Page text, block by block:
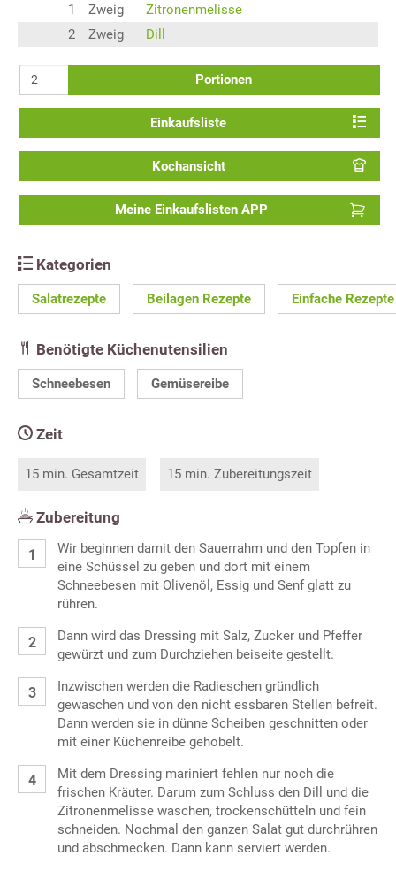
1
Zweig
Zitronenmelisse
2
Zweig Dill
Portionen
Einkaufsliste
Kochansicht
Meine Einkaufslisten APP
Kategorien
Salatrezepte Beilagen Rezepte Einfache Rezepte
Benötigte Küchenutensilien
Schneebesen Gemüsereibe
Zeit
15 min. Gesamtzeit 15 min. Zubereitungszeit
Zubereitung
Wir beginnen damit den Sauerrahm und den Topfen in
eine Schüssel zu geben und dort mit einem
Schneebesen mit Olivenöl, Essig und Senf glatt zu
rühren.
Dann wird das Dressing mit Salz, Zucker und Pfeffer
gewürzt und zum Durchziehen beiseite gestellt.
Inzwischen werden die Radieschen gründlich
gewaschen und von den nicht essbaren Stellen befreit.
Dann werden sie in dünne Scheiben geschnitten oder
mit einer Küchenreibe gehobelt.
Mit dem Dressing mariniert fehlen nur noch die
frischen Kräuter. Darum zum Schluss den Dill und die
Zitronenmelisse waschen, trockenschütteln und fein
schneiden. Nochmal den ganzen Salat gut durchrühren
und abschmecken. Dann kann serviert werden.